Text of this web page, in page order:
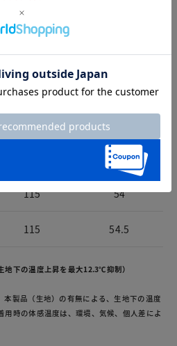
サイズガイドは
着丈 裄丈
112 51.5
113 52.5
53
115 54
115 54.5
地下の温度上昇を最大12.3℃抑制）
製品（生地）の有無による、生地下の温度
用時の体感温度は、環境、気候、個人差によ